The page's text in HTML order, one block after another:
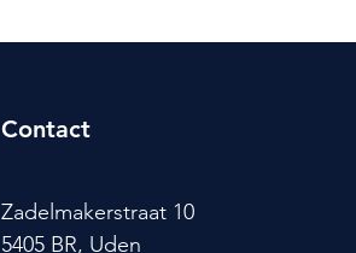
Contact
Zadelmakerstraat 10
5405 BR, Uden